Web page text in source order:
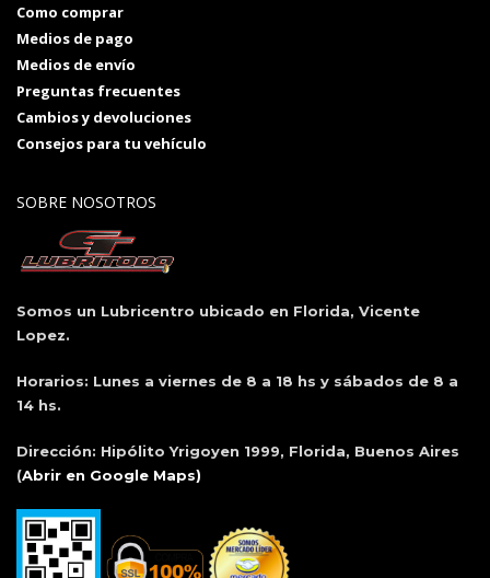
Como comprar
Medios de pago
Medios de envío
Preguntas frecuentes
Cambios y devoluciones
Consejos para tu vehículo
SOBRE NOSOTROS
Somos un Lubricentro ubicado en Florida, Vicente
Lopez.
Horarios: Lunes a viernes de 8 a 18 hs y sábados de 8 a
14 hs.
Dirección: Hipólito Yrigoyen 1999, Florida, Buenos Aires
(Abrir en Google Maps)